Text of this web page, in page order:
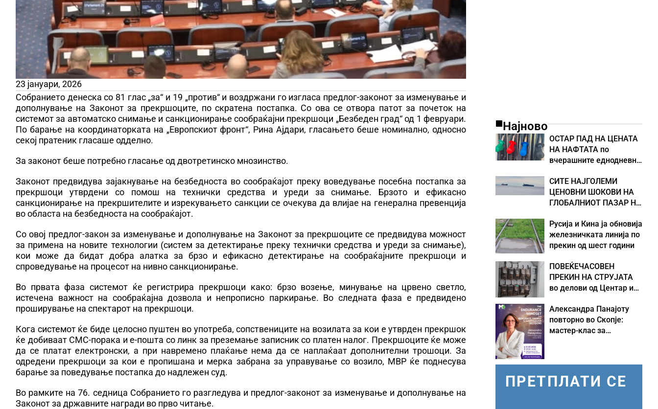
23 јануари, 2026
Собранието денеска со 81 глас „за“ и 19 „против“ и воздржани го изгласа предлог-законот за изменување и
дополнување на Законот за прекршоците, по скратена постапка. Со ова се отвора патот за почеток на
системот за автоматско снимање и санкционирање сообраќајни прекршоци „Безбеден град“ од 1 февруари.
По барање на координаторката на „Европскиот фронт“, Рина Ајдари, гласањето беше номинално, односно
секој пратеник гласаше одделно.
За законот беше потребно гласање од двотретинско мнозинство.
Законот предвидува зајакнување на безбедноста во сообраќајот преку воведување посебна постапка за
прекршоци утврдени со помош на технички средства и уреди за снимање. Брзото и ефикасно
санкционирање на прекршителите и изрекувањето санкции се очекува да влијае на генерална превенција
во областа на безбедноста на сообраќајот.
Со овој предлог-закон за изменување и дополнување на Законот за прекршоците се предвидува можност
за примена на новите технологии (систем за детектирање преку технички средства и уреди за снимање),
кои може да бидат добра алатка за брзо и ефикасно детектирање на сообраќајните прекршоци и
спроведување на процесот на нивно санкционирање.
Во првата фаза системот ќе регистрира прекршоци како: брзо возење, минување на црвено светло,
истечена важност на сообраќајна дозвола и непрописно паркирање. Во следната фаза е предвидено
проширување на спектарот на прекршоци.
Кога системот ќе биде целосно пуштен во употреба, сопствениците на возилата за кои е утврден прекршок
ќе добиваат СМС-порака и е-пошта со линк за преземање записник со платен налог. Прекршоците ќе може
да се платат електронски, а при навремено плаќање нема да се наплаќаат дополнителни трошоци. За
одредени прекршоци за кои е пропишана и мерка забрана за управување со возило, МВР ќе поднесува
барање за поведување постапка до надлежен суд.
Во рамките на 76. седница Собранието го разгледува и предлог-законот за изменување и дополнување на
Законот за државните награди во прво читање.
Најново
ОСТАР ПАД НА ЦЕНАТА
НА НАФТАТА по
вчерашните еднодневни
СИТЕ НАЈГОЛЕМИ
ЦЕНОВНИ ШОКОВИ НА
ГЛОБАЛНИОТ ПАЗАР НА
воените конфликти во
Персискиот Залив
Русија и Кина ја обновија
железничката линија по
прекин од шест години
ПОВЕЌЕЧАСОВЕН
ПРЕКИН НА СТРУЈАТА
во делови од Центар и
Александра Панајоту
повторно во Скопје:
мастер-клас за
ПРЕТПЛАТИ СЕ